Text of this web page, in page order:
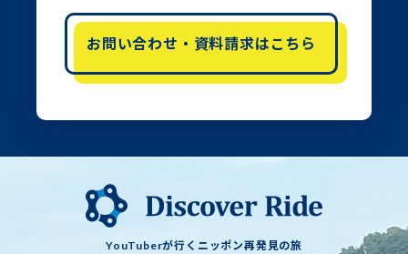
お問い合わせ・資料請求はこちら
YouTuberが行くニッポン再発見の旅